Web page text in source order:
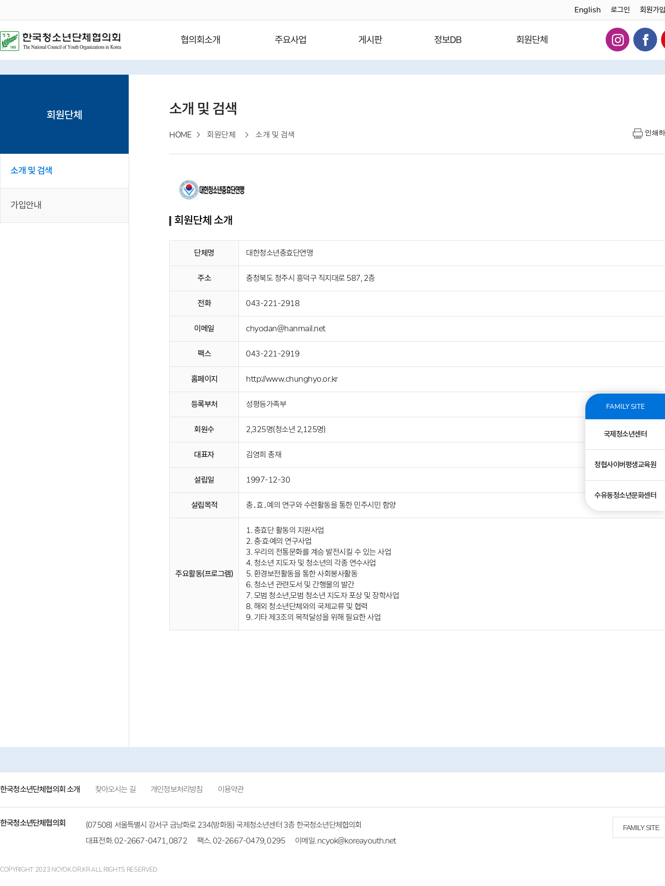
English 로그인 회원가입
협의회소개 주요사업 게시판 정보DB 회원단체
FAMILY SITE
국제청소년센터
청협사이버평생교육원
수유동청소년문화센터
회원단체
소개 및 검색
가입안내
소개 및 검색
HOME 회원단체 소개 및 검색 인쇄
회원단체 소개
단체명 대한청소년충효단연맹
주소 충청북도 청주시 흥덕구 직지대로 587, 2층
전화 043-221-2918
이메일 chyodan@hanmail.net
팩스 043-221-2919
홈페이지 http://www.chunghyo.or.kr
등록부처 성평등가족부
회원수 2,325명(청소년 2,125명)
대표자 김영희 총재
설립일 1997-12-30
설립목적 충․효․예의 연구와 수련활동을 통한 민주시민 함양
주요활동(프로그램)
1. 충효단 활동의 지원사업
2. 충·효·예의 연구사업
3. 우리의 전통문화를 계승 발전시킬 수 있는 사업
4. 청소년 지도자 및 청소년의 각종 연수사업
5. 환경보전활동을 통한 사회봉사활동
6. 청소년 관련도서 및 간행물의 발간
7. 모범 청소년,모범 청소년 지도자 포상 및 장학사업
8. 해외 청소년단체와의 국제교류 및 협력
9. 기타 제3조의 목적달성을 위해 필요한 사업
한국청소년단체협의회 소개 찾아오시는 길 개인정보처리방침 이용약관
FAMILY SITE
한국청소년단체협의회
(07508) 서울특별시 강서구 금낭화로 234(방화동) 국제청소년센터 3층 한국청소년단체협의회
대표전화. 02-2667-0471, 0872
팩스. 02-2667-0479, 0295 이메일. ncyok@koreayouth.net
COPYRIGHT 2023 NCYOK.OR.KR ALL RIGHTS RESERVED